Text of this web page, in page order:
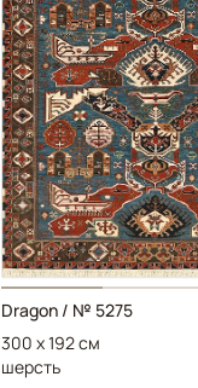
Dragon / № 5275
300 x 192 см
шерсть